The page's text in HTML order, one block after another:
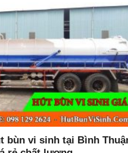
bùn vi sinh tại Bình